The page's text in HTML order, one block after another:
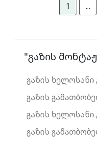
1 ...
"გაზის
გაზის ხელოსანი
გაზის
გაზის ხელოსანი
გაზის